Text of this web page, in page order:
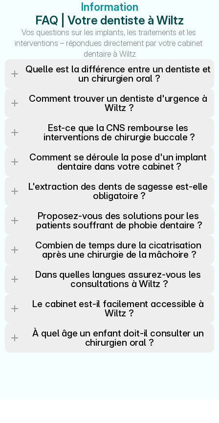
Information
FAQ | Votre dentiste à Wiltz
Vos questions sur les implants, les traitements et les
interventions – répondues directement par votre cabinet
dentaire à Wiltz
Quelle est la différence entre un dentiste et
un chirurgien oral ?
Comment trouver un dentiste d'urgence à
Wiltz ?
Est-ce que la CNS rembourse les
interventions de chirurgie buccale ?
Comment se déroule la pose d'un implant
dentaire dans votre cabinet ?
L'extraction des dents de sagesse est-elle
obligatoire ?
Proposez-vous des solutions pour les
patients souffrant de phobie dentaire ?
Combien de temps dure la cicatrisation
après une chirurgie de la mâchoire ?
Dans quelles langues assurez-vous les
consultations à Wiltz ?
Le cabinet est-il facilement accessible à
Wiltz ?
À quel âge un enfant doit-il consulter un
chirurgien oral ?